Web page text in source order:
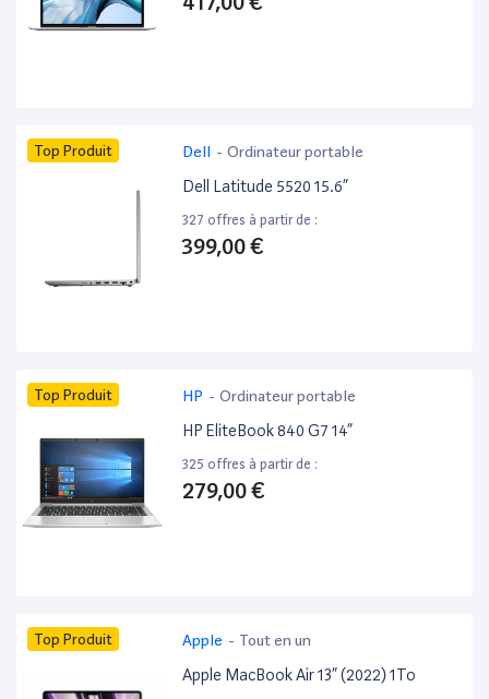
Top Produit Dell - Ordinateur portable
Dell Latitude 5520 15.6”
327 offres à partir de :
399,00 €
Top Produit HP - Ordinateur portable
HP EliteBook 840 G7 14”
325 offres à partir de :
279,00 €
Top Produit Apple - Tout en un
Apple MacBook Air 13” (2022) 1To